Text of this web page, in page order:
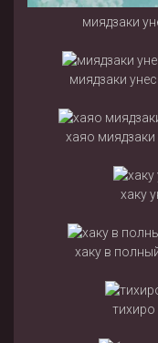
миядзаки
миядзаки
хаяо
хаку
хаку в
тихиро